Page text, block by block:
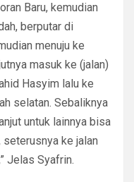
Baru, kemudian
berputar di
menuju ke
masuk ke (jalan)
Hasyim lalu ke
selatan. Sebaliknya
untuk lainnya bisa
ke jalan
Jelas Syafrin.